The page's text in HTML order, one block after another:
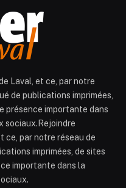
Laval, et ce, par notre
de publications imprimées,
présence importante dans
sociaux.Rejoindre
ce, par notre réseau de
imprimées, de sites
importante dans la